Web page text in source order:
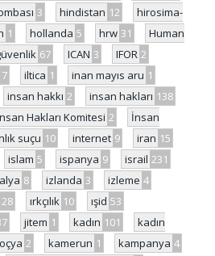
3 hindistan 12
hirosima-
1 hollanda 5 hrw 31
Human
67 ICAN 3 IFOR 2
7 iltica 1 inan mayıs aru 1
insan hakkı 2 insan hakları 138
Hakları Komitesi 2
İnsan
suçu 10 internet 9 iran 15
islam 5 ispanya 9 israil 231
8 izlanda 3 izleme 4
28 ırkçılık 10 ışid 53
jitem 1 kadın 101
kadın
2 kamerun 1 kampanya 4